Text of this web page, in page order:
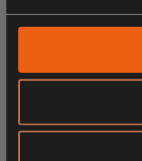
Dam Pinewood -
1 499:-